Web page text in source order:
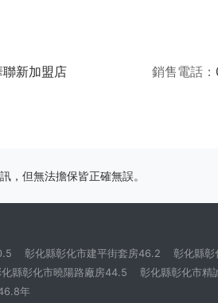
新加盟店 銷售電話
，但無法擔保皆正確無誤。
彰化縣彰化市建平街套房46.2 彰化縣
縣彰化市曉陽路廠房44.5 彰化縣彰化市精
年